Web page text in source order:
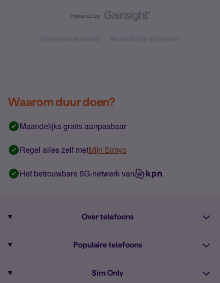
Forumvoorwaarden Accessibility statement
Waarom duur doen?
Maandelijks gratis aanpasbaar
Regel alles zelf metMijn Simyo
Het betrouwbare 5G-netwerk van
Over telefoons
Alle telefoons
Populaire telefoons
Sim Only